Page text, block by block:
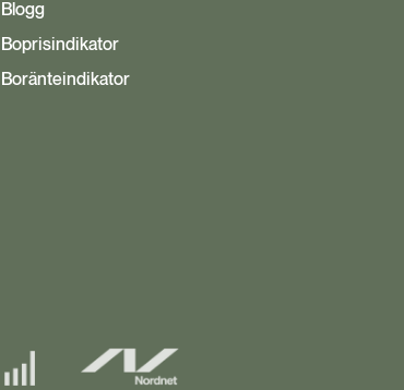
Blogg
Boprisindikator
Boränteindikator